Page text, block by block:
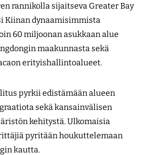
rannikolla sijaitseva Greater Bay
Kiinan dynaamisimmista
60 miljoonan asukkaan alue
maakunnasta sekä
erityishallintoalueet.
pyrkii edistämään alueen
sekä kansainvälisen
kehitystä. Ulkomaisia
pyritään houkuttelemaan
kautta.